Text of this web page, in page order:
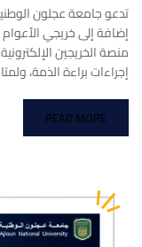
تدعو جامعة عجلون
إضافة إلى خريجي الأعوام
منصة الخريجين
إجراءات براءة الذمة،
READ MORE